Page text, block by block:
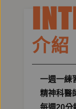
介紹
一週一練
精神科醫
每週20分